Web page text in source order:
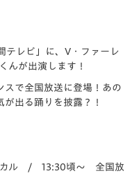
テレビ」に、V・ファーレ
んが出演します！
スで全国放送に登場！あの
出る踊りを披露？！
カル / 13:30頃～ 全国放